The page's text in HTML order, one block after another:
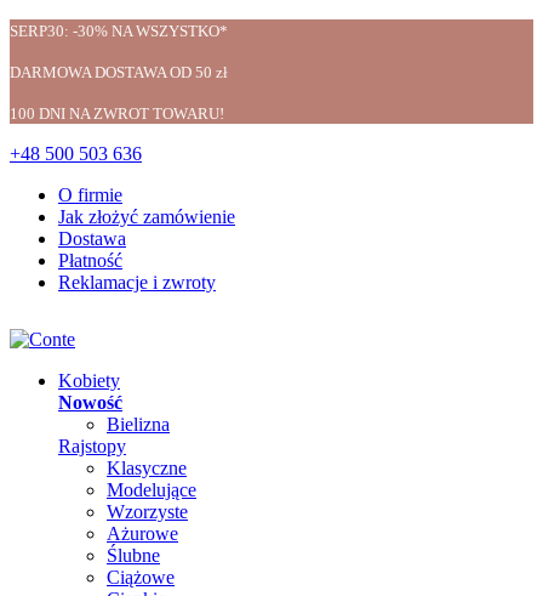
SERP30: -30% NA WSZYSTKO*
DARMOWA DOSTAWA OD 50 zł
100 DNI NA ZWROT TOWARU!
+48 500 503 636
O firmie
Jak złożyć zamówienie
Dostawa
Płatność
Reklamacje i zwroty
Kobiety
Nowość
Bielizna
Rajstopy
Klasyczne
Modelujące
Wzorzyste
Ażurowe
Ślubne
Ciążowe